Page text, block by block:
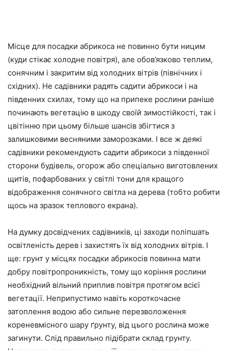
Місце для посадки абрикоса не повинно бути ницим
(куди стікає холодне повітря), але обов’язково теплим,
сонячним і закритим від холодних вітрів (північних і
східних). Не садівники радять садити абрикоси і на
південних схилах, тому що на припеке рослини раніше
починають вегетацію в шкоду своїй зимостійкості, так і
цвітінню при цьому більше шансів збігтися з
залишковими весняними заморозками. І все ж деякі
садівники рекомендують садити абрикоси з південної
сторони будівель, огорож або спеціально виготовлених
щитів, пофарбованих у світлі тони для кращого
відображення сонячного світла на дерева (тобто робити
щось на зразок теплового екрана).
На думку досвідчених садівників, ці заходи поліпшать
освітленість дерев і захистять їх від холодних вітрів. І
ще: грунт у місцях посадки абрикосів повинна мати
добру повітропроникність, тому що коріння рослини
необхідний вільний приплив повітря протягом всієї
вегетації. Неприпустимо навіть короткочасне
затоплення водою або сильне перезволоження
кореневмісного шару ґрунту, від цього рослина може
загинути. Слід правильно підібрати склад грунту.